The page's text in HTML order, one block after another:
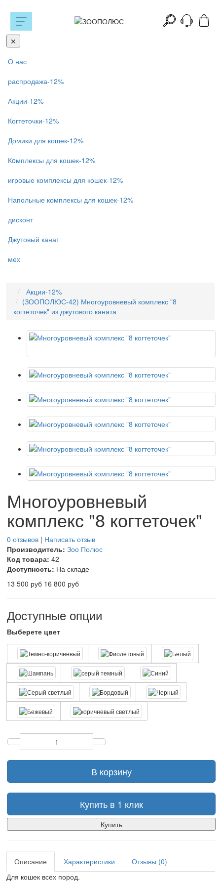
Toggle
navigation
✕
О нас
распродажа-12%
Акции-12%
Когтеточки-12%
Домики для кошек-12%
Кoмплексы для кошек-12%
игровые комплексы для кошек-12%
Напольные комплексы для кошек-12%
дисконт
Джутовый канат
мех
Акции-12%
(ЗООПОЛЮС-42) Многоуровневый комплекс "8
когтеточек" из джутового каната
Многоуровневый
комплекс "8 когтеточек"
0 отзывов | Написать отзыв
Производитель: Зоо Полюс
Код товара: 42
Доступность: На складе
13 500 руб 16 800 руб
Доступные опции
Выберете цвет
В корзину
Купить в 1 клик
Купить
Описание Характеристики
Отзывы (0)
Для кошек всех пород.